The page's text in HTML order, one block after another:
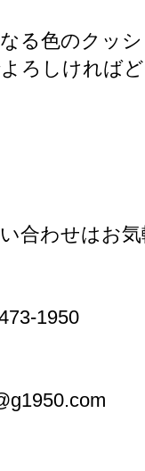
る色のクッ
ろしければ
合わせはお
1950